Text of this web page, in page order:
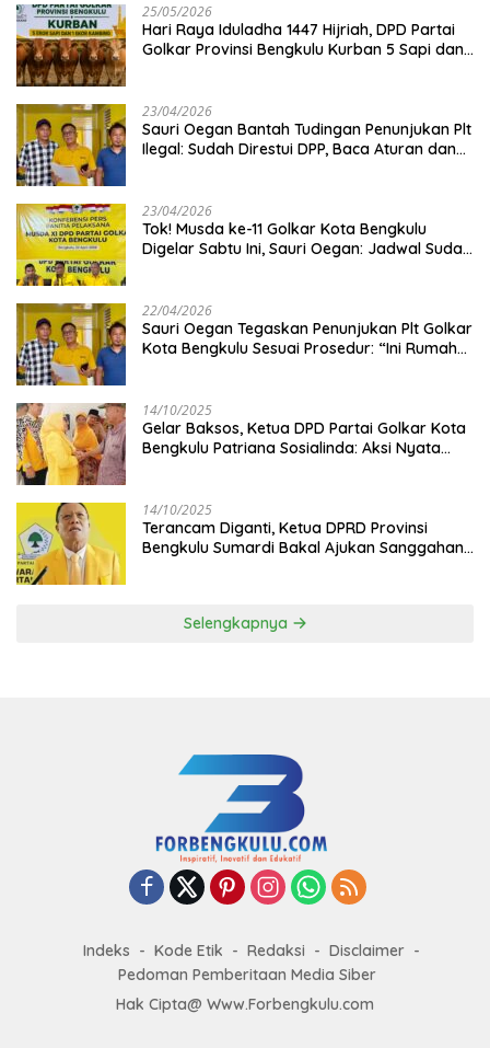
25/05/2026
Hari Raya Iduladha 1447 Hijriah, DPD Partai
Golkar Provinsi Bengkulu Kurban 5 Sapi dan 1
23/04/2026
Sauri Oegan Bantah Tudingan Penunjukan Plt
Ilegal: Sudah Direstui DPP, Baca Aturan dan
23/04/2026
‎Tok! Musda ke-11 Golkar Kota Bengkulu
Digelar Sabtu Ini, Sauri Oegan: Jadwal Sudah
22/04/2026
Sauri Oegan Tegaskan Penunjukan Plt Golkar
Kota Bengkulu Sesuai Prosedur: “Ini Rumah
14/10/2025
‎Gelar Baksos, Ketua DPD Partai Golkar Kota
Bengkulu Patriana Sosialinda: Aksi Nyata
14/10/2025
Terancam Diganti, Ketua DPRD Provinsi
Bengkulu Sumardi Bakal Ajukan Sanggahan
Selengkapnya
Indeks Kode Etik Redaksi
Disclaimer
Pedoman Pemberitaan Media Siber
Hak Cipta@ Www.Forbengkulu.com